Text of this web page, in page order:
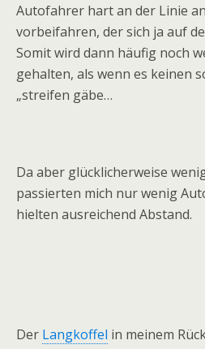
Autofahrer hart an der Linie
vorbeifahren, der sich ja auf
Somit wird dann häufig noch
gehalten, als wenn es keinen
„streifen gäbe…
Da aber glücklicherweise
passierten mich nur wenig
hielten ausreichend Abstand.
Der Langkoffel in meinem